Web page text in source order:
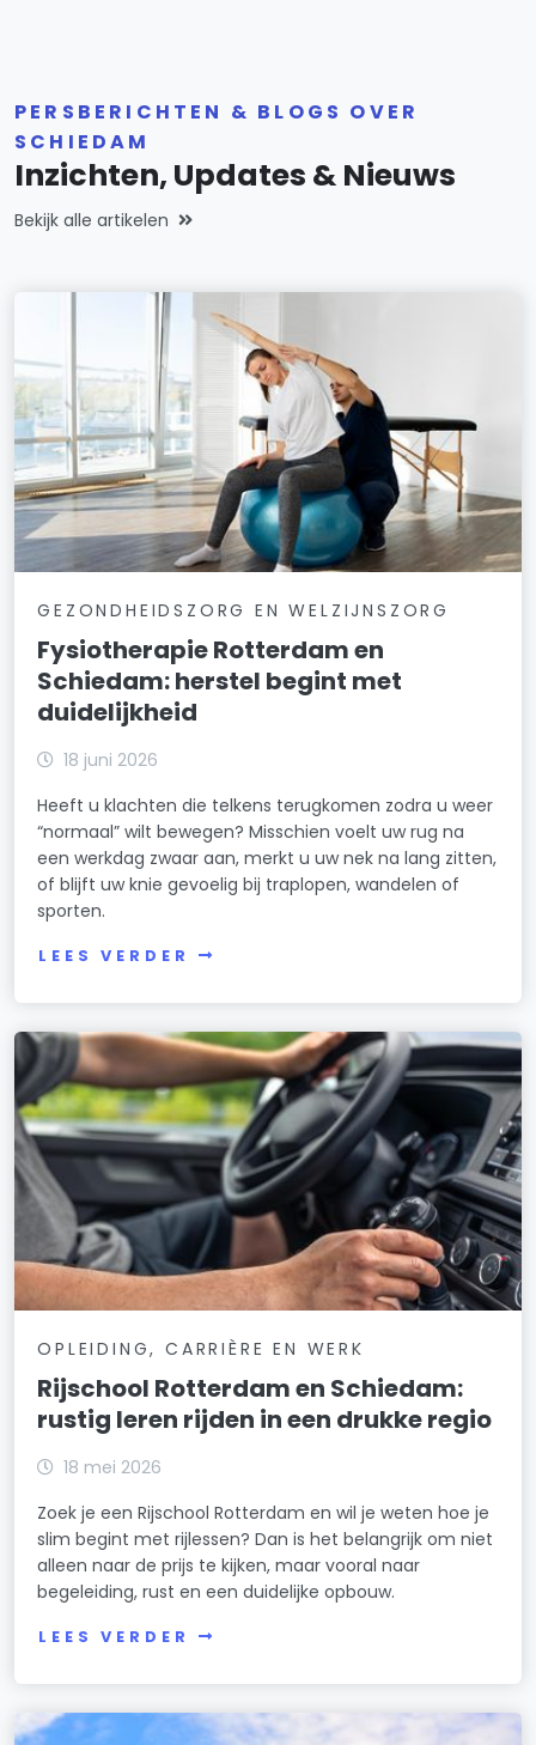
PERSBERICHTEN & BLOGS OVER
SCHIEDAM
Inzichten, Updates & Nieuws
Bekijk alle artikelen
GEZONDHEIDSZORG EN WELZIJNSZORG
Fysiotherapie Rotterdam en
Schiedam: herstel begint met
duidelijkheid
18 juni 2026
Heeft u klachten die telkens terugkomen zodra u weer
“normaal” wilt bewegen? Misschien voelt uw rug na
een werkdag zwaar aan, merkt u uw nek na lang zitten,
of blijft uw knie gevoelig bij traplopen, wandelen of
sporten.
LEES VERDER
OPLEIDING, CARRIÈRE EN WERK
Rijschool Rotterdam en Schiedam:
rustig leren rijden in een drukke regio
18 mei 2026
Zoek je een Rijschool Rotterdam en wil je weten hoe je
slim begint met rijlessen? Dan is het belangrijk om niet
alleen naar de prijs te kijken, maar vooral naar
begeleiding, rust en een duidelijke opbouw.
LEES VERDER